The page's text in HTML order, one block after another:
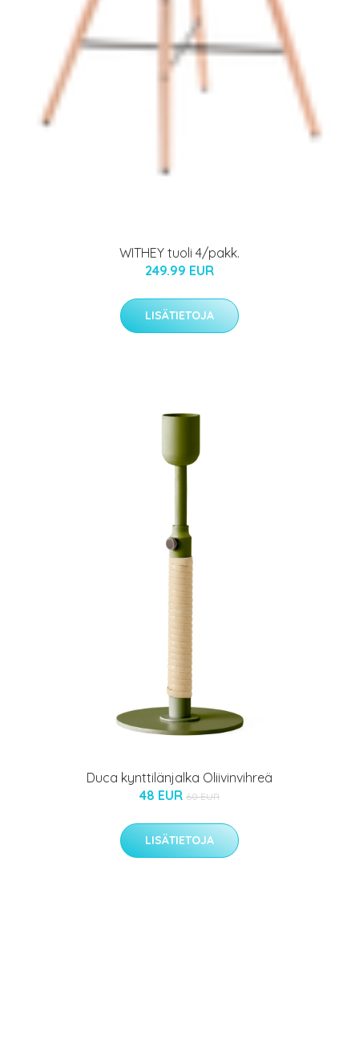
WITHEY tuoli 4/pakk.
249.99 EUR
LISÄTIETOJA
Duca kynttilänjalka Oliivinvihreä
48 EUR 60 EUR
LISÄTIETOJA